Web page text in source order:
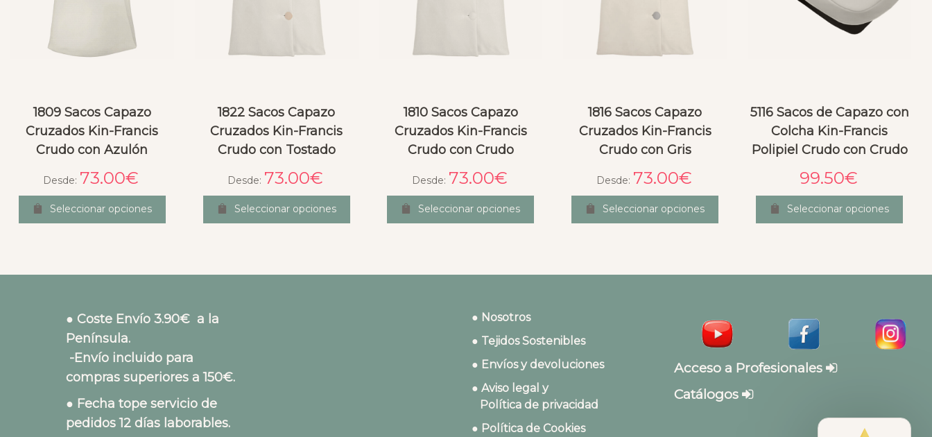
1809 Sacos Capazo
Cruzados Kin-Francis
Crudo con Azulón
Desde: 73.00€
Seleccionar opciones
1822 Sacos Capazo
Cruzados Kin-Francis
Crudo con Tostado
Desde: 73.00€
Seleccionar opciones
1810 Sacos Capazo
Cruzados Kin-Francis
Crudo con Crudo
Desde: 73.00€
Seleccionar opciones
1816 Sacos Capazo
Cruzados Kin-Francis
Crudo con Gris
Desde: 73.00€
Seleccionar opciones
5116 Sacos de Capazo con
Colcha Kin-Francis
Polipiel Crudo con Crudo
99.50€
Seleccionar opciones
● Coste Envío 3.90€ a la
Península.
-Envío incluido para
compras superiores a 150€.
● Fecha tope servicio de
pedidos 12 días laborables.
● Nosotros
● Tejidos Sostenibles
● Envíos y devoluciones
● Aviso legal y
Política de privacidad
● Política de Cookies
Acceso a Profesionales
Catálogos